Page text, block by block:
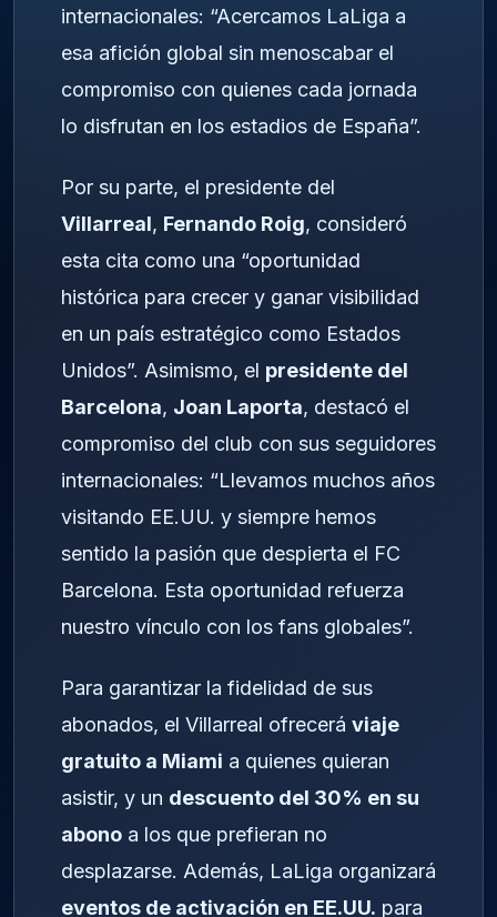
internacionales: “Acercamos LaLiga a
esa afición global sin menoscabar el
compromiso con quienes cada jornada
lo disfrutan en los estadios de España”.
Por su parte, el presidente del
Villarreal, Fernando Roig, consideró
esta cita como una “oportunidad
histórica para crecer y ganar visibilidad
en un país estratégico como Estados
Unidos”. Asimismo, el presidente del
Barcelona, Joan Laporta, destacó el
compromiso del club con sus seguidores
internacionales: “Llevamos muchos años
visitando EE.UU. y siempre hemos
sentido la pasión que despierta el FC
Barcelona. Esta oportunidad refuerza
nuestro vínculo con los fans globales”.
Para garantizar la fidelidad de sus
abonados, el Villarreal ofrecerá viaje
gratuito a Miami a quienes quieran
asistir, y un descuento del 30% en su
abono a los que prefieran no
desplazarse. Además, LaLiga organizará
eventos de activación en EE.UU. para